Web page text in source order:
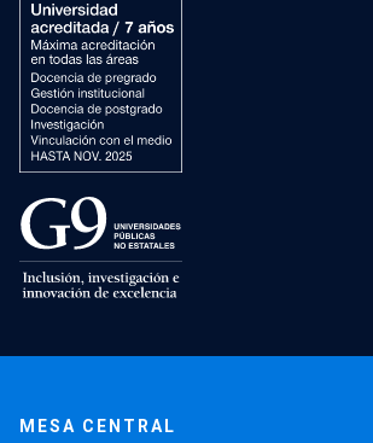
MESA CENTRAL